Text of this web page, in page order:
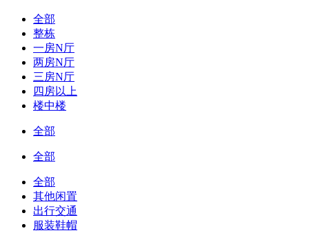
全部
整栋
一房N厅
两房N厅
三房N厅
四房以上
楼中楼
全部
全部
全部
其他闲置
出行交通
服装鞋帽